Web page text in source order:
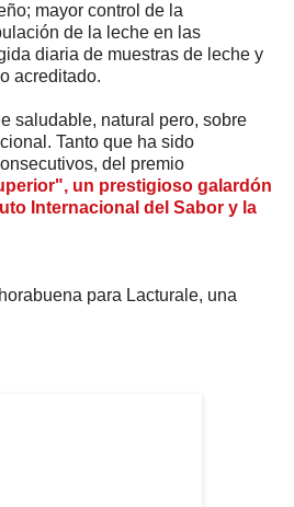
mayor control de la
de la leche en las
diaria de muestras de leche y
acreditado.
saludable, natural pero, sobre
Tanto que ha sido
del premio
un prestigioso galardón
Internacional del Sabor y la
para Lacturale, una